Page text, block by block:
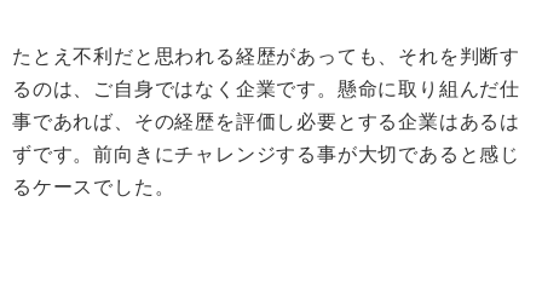
たとえ不利だと思われる経歴があっても、それを判断す
るのは、ご自身ではなく企業です。懸命に取り組んだ仕
事であれば、その経歴を評価し必要とする企業はあるは
ずです。前向きにチャレンジする事が大切であると感じ
るケースでした。